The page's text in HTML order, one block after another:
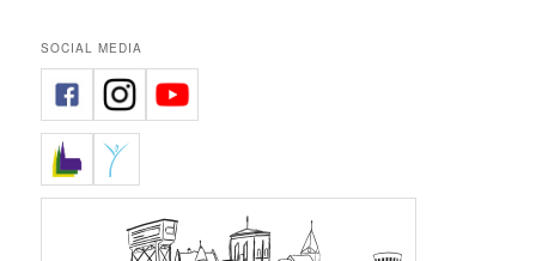
SOCIAL MEDIA